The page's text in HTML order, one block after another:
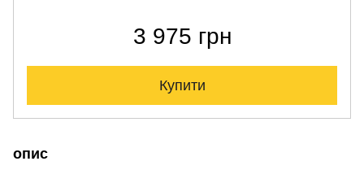
3 975 грн
Купити
опис